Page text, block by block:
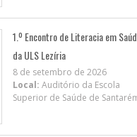
1.º Encontro de Literacia em
da ULS Lezíria
8 de setembro de 2026
Local: Auditório da Escola
Superior de Saúde de